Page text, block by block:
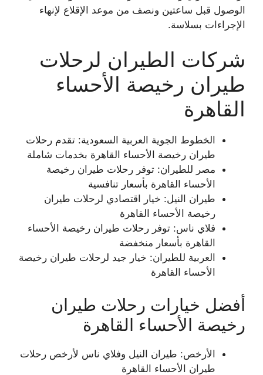
الوصول قبل ساعتين ونصف من موعد الإقلاع لإنهاء
الإجراءات بسلاسة.
شركات الطيران لرحلات
طيران رخيصة الأحساء
القاهرة
الخطوط الجوية العربية السعودية: تقدم رحلات
طيران رخيصة الأحساء القاهرة بخدمات شاملة
مصر للطيران: توفر رحلات طيران رخيصة
الأحساء القاهرة بأسعار تنافسية
طيران النيل: خيار اقتصادي لرحلات طيران
رخيصة الأحساء القاهرة
فلاي ناس: توفر رحلات طيران رخيصة الأحساء
القاهرة بأسعار منخفضة
العربية للطيران: خيار جيد لرحلات طيران رخيصة
الأحساء القاهرة
أفضل خيارات رحلات طيران
رخيصة الأحساء القاهرة
الأرخص: طيران النيل وفلاي ناس لأرخص رحلات
طيران الأحساء القاهرة